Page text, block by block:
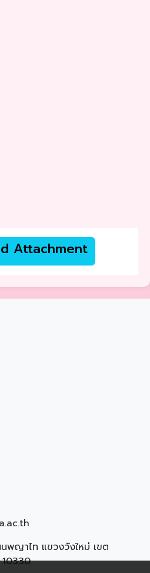
Attachment
พญาไท แขวงวังใหม่ เขต